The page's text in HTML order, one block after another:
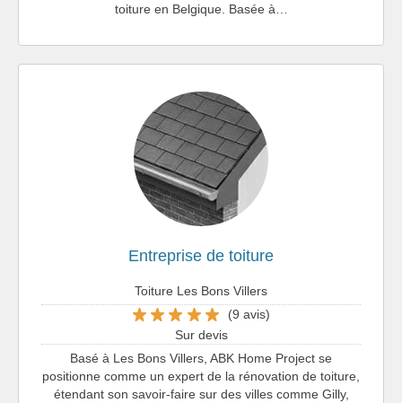
toiture en Belgique. Basée à…
Entreprise de toiture
Toiture Les Bons Villers
(9 avis)
Sur devis
Basé à Les Bons Villers, ABK Home Project se
positionne comme un expert de la rénovation de toiture,
étendant son savoir-faire sur des villes comme Gilly,